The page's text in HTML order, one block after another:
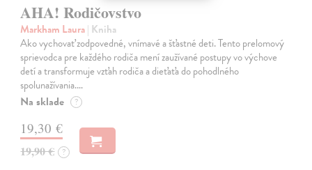
AHA! Rodičovstvo
Markham Laura| Kniha
Ako vychovať zodpovedné, vnímavé a šťastné deti. Tento prelomový
sprievodca pre každého rodiča mení zaužívané postupy vo výchove
detí a transformuje vzťah rodiča a dieťaťa do pohodlného
spolunažívania.…
Na sklade ?
19,30 €
19,90 € ?